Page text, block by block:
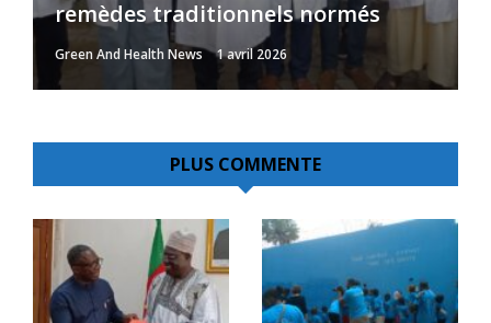
remèdes traditionnels normés
Green And Health News 1 avril 2026
mère et le ...
Green And Health News 28 février 2025
production en baisse de 3,2%
Green And Health News 24 juillet 2024
complications
Green And Health News 29 janvier 2025
année au Cameroun
Green And Health News 15 août 2023
PLUS COMMENTE